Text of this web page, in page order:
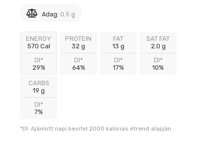
Adag: 0.5 g
ENERGY
570 Cal
DI*
29%
PROTEIN
32 g
DI*
64%
FAT
13 g
DI*
17%
SAT FAT
2.0 g
DI*
10%
CARBS
19 g
DI*
7%
*DI: Ajánlott napi bevitel 2000 kalóriás étrend alapján.